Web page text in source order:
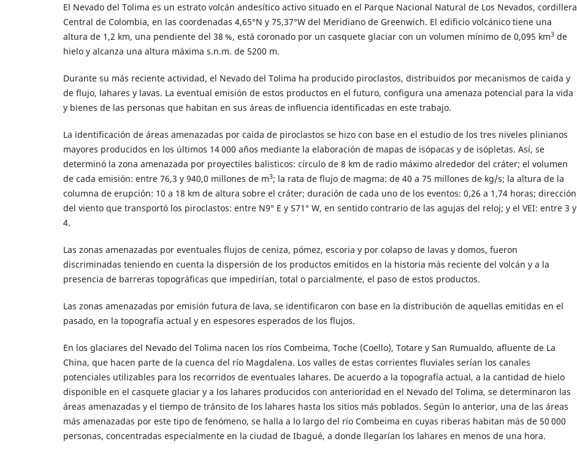
El Nevado del Tolima es un estrato volcán andesítico activo situado en el Parque Nacional Natural de Los Nevados, cordillera
Central de Colombia, en las coordenadas 4,65°N y 75,37°W del Meridiano de Greenwich. El edificio volcánico tiene una
altura de 1,2 km, una pendiente del 38 %, está coronado por un casquete glaciar con un volumen mínimo de 0,095 km3de
hielo y alcanza una altura máxima s.n.m. de 5200 m.
Durante su más reciente actividad, el Nevado del Tolima ha producido piroclastos, distribuidos por mecanismos de caida y
de flujo, lahares y lavas. La eventual emisión de estos productos en el futuro, configura una amenaza potencial para la vida
y bienes de las personas que habitan en sus áreas de influencia identificadas en este trabajo.
La identificación de áreas amenazadas por caida de piroclastos se hizo con base en el estudio de los tres niveles plinianos
mayores producidos en los últimos 14 000 años mediante la elaboración de mapas de isópacas y de isópletas. Así, se
determinó la zona amenazada por proyectiles balisticos: círculo de 8 km de radio máximo alrededor del cráter; el volumen
de cada emisión: entre 76,3 y 940,0 millones de m3; la rata de flujo de magma: de 40 a 75 millones de kg/s; la altura de la
columna de erupción: 10 a 18 km de altura sobre el cráter; duración de cada uno de los eventos: 0,26 a 1,74 horas; dirección
del viento que transportó los piroclastos: entre N9° E y S71° W, en sentido contrario de las agujas del reloj; y el VEI: entre 3 y
4.
Las zonas amenazadas por eventuales flujos de ceniza, pómez, escoria y por colapso de lavas y domos, fueron
discriminadas teniendo en cuenta la dispersión de los productos emitidos en la historia más reciente del volcán y a la
presencia de barreras topográficas que impedirían, total o parcialmente, el paso de estos productos.
Las zonas amenazadas por emisión futura de lava, se identificaron con base en la distribución de aquellas emitidas en el
pasado, en la topografía actual y en espesores esperados de los flujos.
En los glaciares del Nevado del Tolima nacen los ríos Combeima, Toche (Coello), Totare y San Rumualdo, afluente de La
China, que hacen parte de la cuenca del río Magdalena. Los valles de estas corrientes fluviales serían los canales
potenciales utilizables para los recorridos de eventuales lahares. De acuerdo a la topografía actual, a la cantidad de hielo
disponible en el casquete glaciar y a los lahares producidos con anterioridad en el Nevado del Tolima, se determinaron las
áreas amenazadas y el tiempo de tránsito de los lahares hasta los sitios más poblados. Según lo anterior, una de las áreas
más amenazadas por este tipo de fenómeno, se halla a lo largo del río Combeima en cuyas riberas habitan más de 50 000
personas, concentradas especialmente en la ciudad de Ibagué, a donde llegarían los lahares en menos de una hora.